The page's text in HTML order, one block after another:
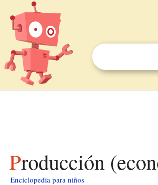
Producción
Enciclopedia para niños